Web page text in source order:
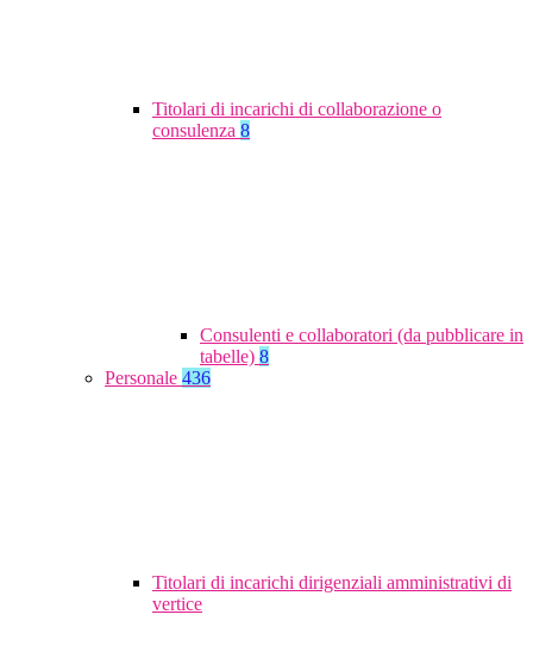
Titolari di incarichi di collaborazione o
consulenza 8
Consulenti e collaboratori (da pubblicare in
tabelle) 8
Personale 436
Titolari di incarichi dirigenziali amministrativi di
vertice